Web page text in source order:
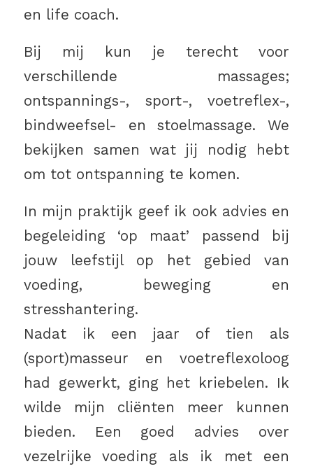
en life coach.
Bij mij kun je terecht voor
verschillende massages;
ontspannings-, sport-, voetreflex-,
bindweefsel- en stoelmassage. We
bekijken samen wat jij nodig hebt
om tot ontspanning te komen.
In mijn praktijk geef ik ook advies en
begeleiding ‘op maat’ passend bij
jouw leefstijl op het gebied van
voeding, beweging en
stresshantering.
Nadat ik een jaar of tien als
(sport)masseur en voetreflexoloog
had gewerkt, ging het kriebelen. Ik
wilde mijn cliënten meer kunnen
bieden. Een goed advies over
vezelrijke voeding als ik met een